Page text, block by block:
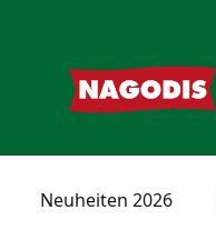
Neuheiten 2026